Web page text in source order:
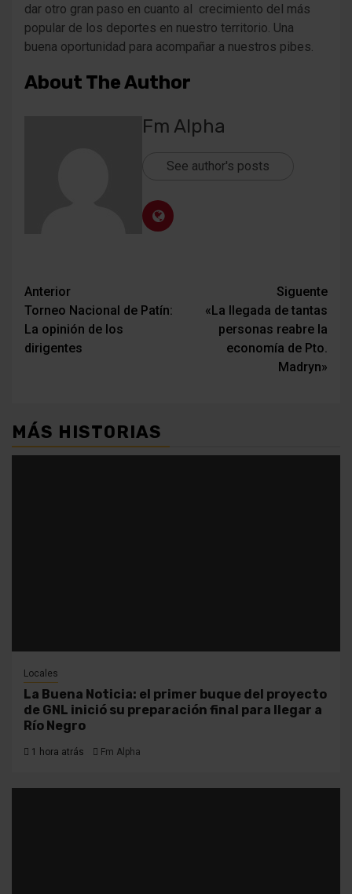
dar otro gran paso en cuanto al crecimiento del más
popular de los deportes en nuestro territorio. Una
buena oportunidad para acompañar a nuestros pibes.
About The Author
Fm Alpha
See author's posts
Navegación
de
entradas
Anterior
Torneo Nacional de Patín:
La opinión de los
dirigentes
Siguente
«La llegada de tantas
personas reabre la
economía de Pto.
Madryn»
MÁS HISTORIAS
Locales
La Buena Noticia: el primer buque del proyecto
de GNL inició su preparación final para llegar a
Río Negro
1 hora atrás Fm Alpha